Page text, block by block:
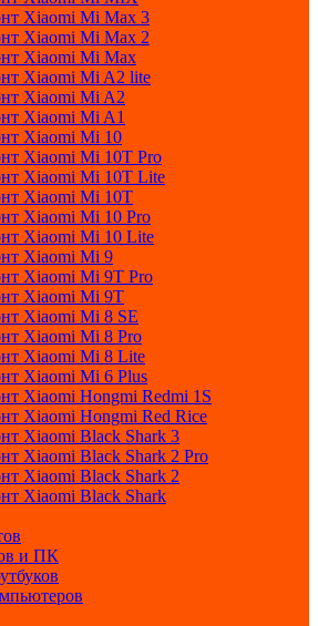
Xiaomi Mi Max 3
Xiaomi Mi Max 2
Xiaomi Mi Max
Xiaomi Mi A2 lite
Xiaomi Mi A2
Xiaomi Mi A1
Xiaomi Mi 10
Xiaomi Mi 10T Pro
Xiaomi Mi 10T Lite
Xiaomi Mi 10T
Xiaomi Mi 10 Pro
Xiaomi Mi 10 Lite
Xiaomi Mi 9
Xiaomi Mi 9T Pro
Xiaomi Mi 9T
Xiaomi Mi 8 SE
Xiaomi Mi 8 Pro
Xiaomi Mi 8 Lite
Xiaomi Mi 6 Plus
Xiaomi Hongmi Redmi 1S
Xiaomi Hongmi Red Rice
Xiaomi Black Shark 3
Xiaomi Black Shark 2 Pro
Xiaomi Black Shark 2
Xiaomi Black Shark
и ПК